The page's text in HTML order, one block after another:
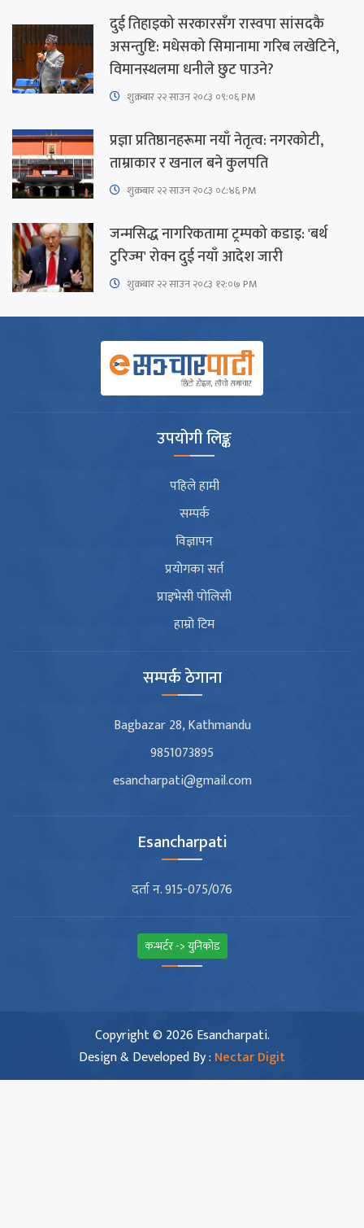
दुई तिहाइको सरकारसँग रास्वपा सांसदकै
असन्तुष्टि: मधेसको सिमानामा गरिब लखेटिने,
विमानस्थलमा धनीले छुट पाउने?
शुक्रबार​ २२ साउन २०८३ ०९:०६ PM
प्रज्ञा प्रतिष्ठानहरूमा नयाँ नेतृत्व: नगरकोटी,
ताम्राकार र खनाल बने कुलपति
शुक्रबार​ २२ साउन २०८३ ०८:४६ PM
जन्मसिद्ध नागरिकतामा ट्रम्पको कडाइ: 'बर्थ
टुरिज्म' रोक्न दुई नयाँ आदेश जारी
शुक्रबार​ २२ साउन २०८३ १२:०७ PM
उपयोगी लिङ्क
पहिले हामी
सम्पर्क
विज्ञापन
प्रयोगका सर्त
प्राइभेसी पोलिसी
हाम्रो टिम
सम्पर्क ठेगाना
Bagbazar 28, Kathmandu
9851073895
esancharpati@gmail.com
Esancharpati
दर्ता न. 915-075/076
कन्भर्टर -> युनिकोड
Copyright © 2026 Esancharpati.
Design & Developed By : Nectar Digit